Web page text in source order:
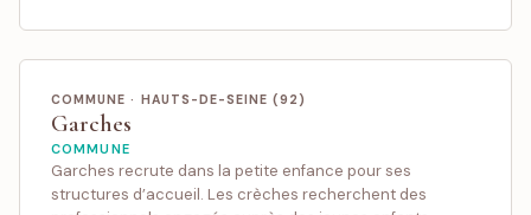
COMMUNE · HAUTS-DE-SEINE (92)
Garches
COMMUNE
Garches recrute dans la petite enfance pour ses
structures d’accueil. Les crèches recherchent des